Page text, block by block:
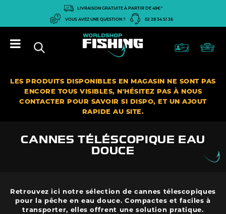
Panneau de gestion des cookies
LIVRAISON GRATUITE À PARTIR DE 49€*
VOUS AVEZ UNE QUESTION ? 02 28 34 51 36
LES PRODUITS DISPONIBLES EN MAGASIN NE SONT PAS
ENCORE TOUS VISIBLES, N'HÉSITEZ PAS À NOUS
CONTACTER POUR SAVOIR SI DISPO, ET UN AJOUT
RAPIDE AU SITE.
CANNES TÉLÉSCOPIQUE EAU
DOUCE
Retrouvez ici notre sélection de cannes télescopiques
pour la pêche en eau douce. Compactes et faciles à
transporter, elles offrent une solution pratique.